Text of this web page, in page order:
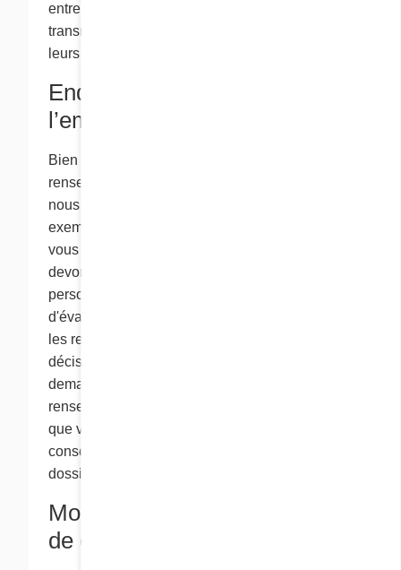
entreprises, et tout renseignement que vous
transmettez à ces entreprises est assujetti à
leurs politiques de confidentialité.
Enquêtes préalables à
l’emploi
Bien que la loi ne s’applique pas aux
renseignements personnels de nos employés,
nous avons décidé d’adopter des « pratiques
exemplaires » en matière de confidentialité. Si
vous posez votre candidature chez Cora, nous
devons prendre en compte vos renseignements
personnels dans le cadre de notre processus
d'évaluation. Nous conservons généralement
les renseignements des candidats après qu’une
décision a été prise, à moins que vous nous
demandiez de ne pas conserver ces
renseignements. Si nous vous offrons un poste,
que vous acceptez, les renseignements seront
conservés de façon confidentielle dans les
dossiers des employés.
Modifications à notre politique
de confidentialité